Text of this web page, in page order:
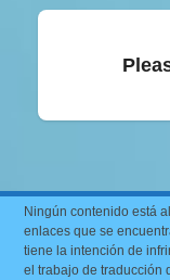
Ningún contenido está
enlaces que se
tiene la intención de
el trabajo de traducción